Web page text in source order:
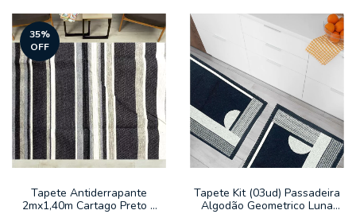
35%
OFF
Tapete Antiderrapante
2mx1,40m Cartago Preto e
Tapete Kit (03ud) Passadeira
Algodão Geometrico Luna